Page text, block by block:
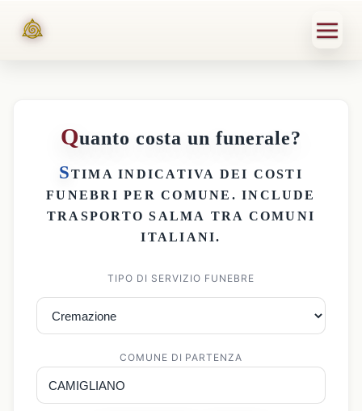
Quanto costa un funerale?
STIMA INDICATIVA DEI COSTI
FUNEBRI PER COMUNE . INCLUDE
TRASPORTO SALMA TRA COMUNI
ITALIANI.
TIPO DI SERVIZIO FUNEBRE
COMUNE DI PARTENZA